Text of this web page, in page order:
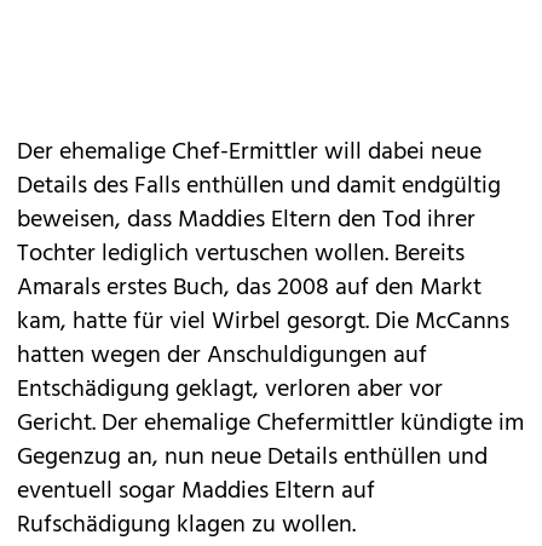
Der ehemalige Chef-Ermittler will dabei neue
Details des Falls enthüllen und damit endgültig
beweisen, dass Maddies Eltern den Tod ihrer
Tochter lediglich vertuschen wollen. Bereits
Amarals erstes Buch, das 2008 auf den Markt
kam, hatte für viel Wirbel gesorgt. Die McCanns
hatten wegen der Anschuldigungen auf
Entschädigung geklagt, verloren aber vor
Gericht. Der ehemalige Chefermittler kündigte im
Gegenzug an, nun neue Details enthüllen und
eventuell sogar Maddies Eltern auf
Rufschädigung klagen zu wollen.